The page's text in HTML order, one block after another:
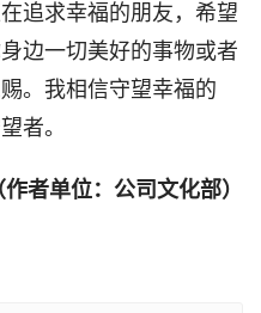
追求幸福的朋友，希望
边一切美好的事物或者
。我相信守望幸福的
者。
作者单位：公司文化部）